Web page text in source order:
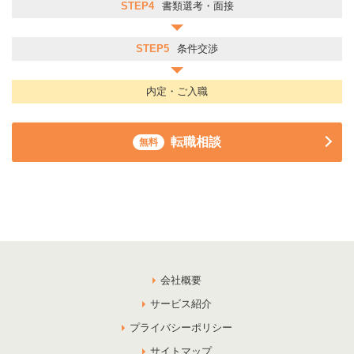
STEP4 書類選考・面接
STEP5 条件交渉
内定・ご入職
無料 転職相談
会社概要
サービス紹介
プライバシーポリシー
サイトマップ